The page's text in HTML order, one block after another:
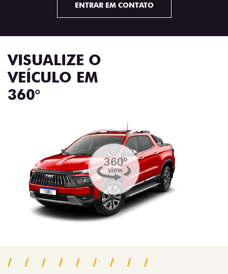
ENTRAR EM CONTATO
VISUALIZE O
VEÍCULO EM
360°